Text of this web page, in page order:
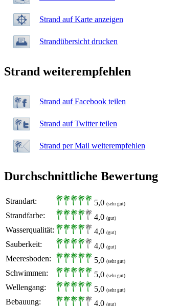
Strand auf Karte anzeigen
Strandübersicht drucken
Strand weiterempfehlen
Strand auf Facebook teilen
Strand auf Twitter teilen
Strand per Mail weiterempfehlen
Durchschnittliche Bewertung
Strandart: 5,0 (sehr gut)
Strandfarbe: 4,0 (gut)
Wasserqualität: 4,0 (gut)
Sauberkeit: 4,0 (gut)
Meeresboden: 5,0 (sehr gut)
Schwimmen: 5,0 (sehr gut)
Wellengang: 5,0 (sehr gut)
Bebauung: 4,0 (gut)